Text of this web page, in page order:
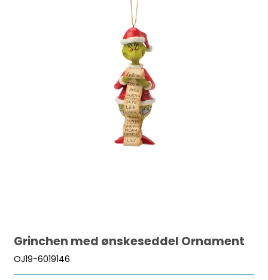
Grinchen med ønskeseddel Ornament
OJ19-6019146